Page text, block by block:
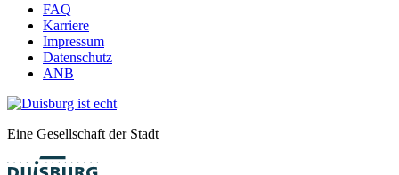
FAQ
Karriere
Impressum
Datenschutz
ANB
Eine Gesellschaft der Stadt